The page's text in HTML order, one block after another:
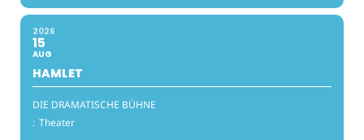
2026
15
AUG
HAMLET
DIE DRAMATISCHE BÜHNE
: Theater